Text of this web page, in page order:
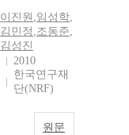
이진원 ,임성학,
김민정 ,조동준,
김성진
2010
한국연구재
단(NRF)
원문